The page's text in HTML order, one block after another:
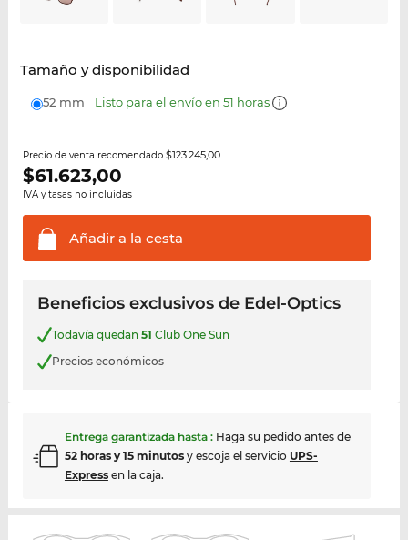
Tamaño y disponibilidad
52 mm Listo para el envío en 51 horas
Precio de venta recomendado $123.245,00
$61.623,00
IVA y tasas no incluidas
Añadir a la cesta
Beneficios exclusivos de Edel-Optics
Todavía quedan 51 Club One Sun
Precios económicos
Entrega garantizada hasta : Haga su pedido antes de
52 horas y 15 minutosy escoja el servicio UPS-
Expressen la caja.